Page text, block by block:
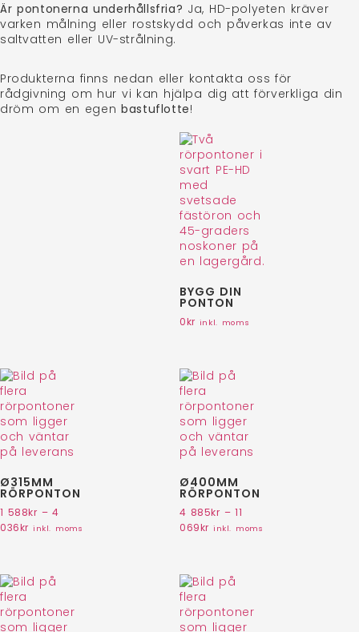
Är pontonerna underhållsfria? Ja, HD-polyeten kräver
varken målning eller rostskydd och påverkas inte av
saltvatten eller UV-strålning.
Produkterna finns nedan eller kontakta oss för
rådgivning om hur vi kan hjälpa dig att förverkliga din
dröm om en egenbastuflotte!
BYGG DIN
PONTON
0kr inkl. moms
Ø315MM
RÖRPONTON
1 588kr – 4
036kr inkl. moms
Ø400MM
RÖRPONTON
4 885kr – 11
069kr inkl. moms